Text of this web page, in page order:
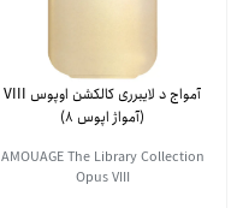
آمواج د لایبرری کالکشن اوپوس VIII
(آمواژ اپوس 8)
AMOUAGE The Library Collection
Opus VIII